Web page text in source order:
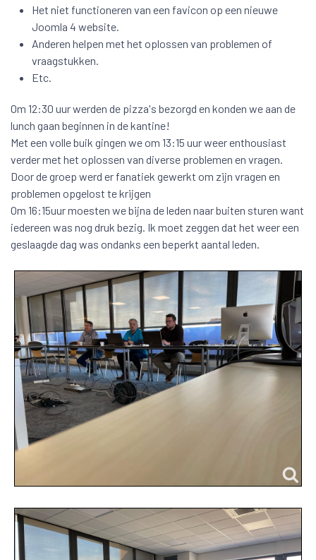
Het niet functioneren van een favicon op een nieuwe
Joomla 4 website.
Anderen helpen met het oplossen van problemen of
vraagstukken.
Etc.
Om 12:30 uur werden de pizza's bezorgd en konden we aan de
lunch gaan beginnen in de kantine!
Met een volle buik gingen we om 13:15 uur weer enthousiast
verder met het oplossen van diverse problemen en vragen.
Door de groep werd er fanatiek gewerkt om zijn vragen en
problemen opgelost te krijgen
Om 16:15uur moesten we bijna de leden naar buiten sturen want
iedereen was nog druk bezig. Ik moet zeggen dat het weer een
geslaagde dag was ondanks een beperkt aantal leden.